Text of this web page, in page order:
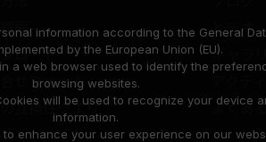
要
ロード
合せフォーム
互換性クエリ
ビデオ
ギャラリ
よくあ
information according to the General
by the European Union (EU).
a web browser used to identify the
browsing websites.
will be used to recognize your device
information.
enhance your user experience on our